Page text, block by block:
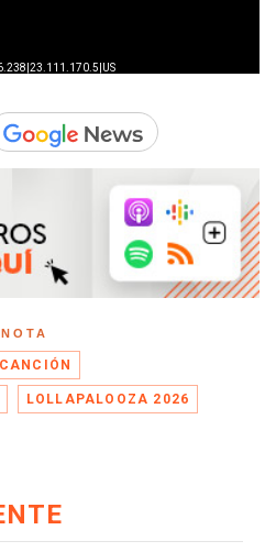
CANCIÓN
LOLLAPALOOZA 2026